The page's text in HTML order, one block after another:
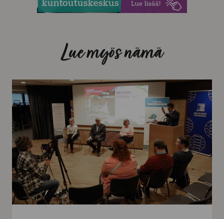
Lue myös nämä
Uusi
malli
harvinaissairauksien
koordinaatioon